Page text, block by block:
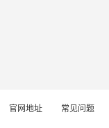
官网地址 常见问题